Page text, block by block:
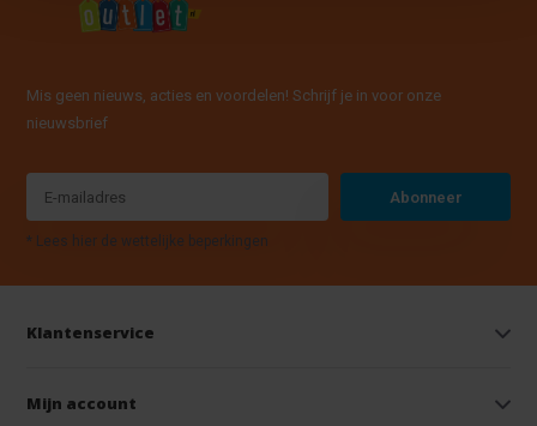
Mis geen nieuws, acties en voordelen! Schrijf je in voor onze
nieuwsbrief
Abonneer
* Lees hier de wettelijke beperkingen
Klantenservice
Mijn account